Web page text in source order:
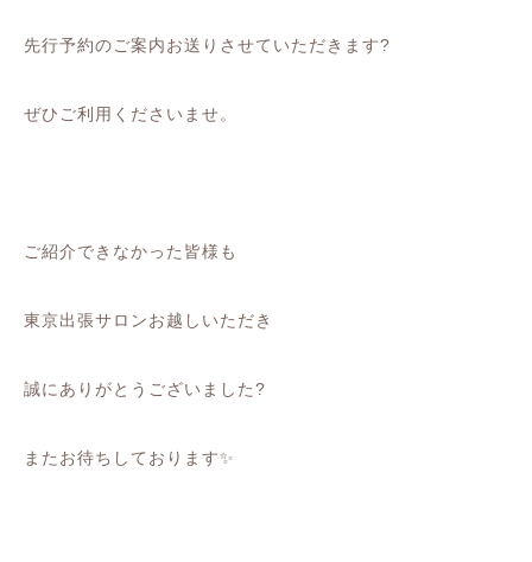
先行予約のご案内お送りさせていただきます?
ぜひご利用くださいませ。
ご紹介できなかった皆様も
東京出張サロンお越しいただき
誠にありがとうございました?
またお待ちしております✨